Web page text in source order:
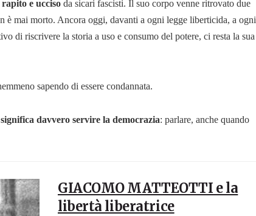
rapito e ucciso da sicari fascisti. Il suo corpo venne ritrovato due
è mai morto. Ancora oggi, davanti a ogni legge liberticida, a ogni
di riscrivere la storia a uso e consumo del potere, ci resta la sua
sapendo di essere condannata.
davvero servire la democrazia: parlare, anche quando
GIACOMO MATTEOTTI e la
libertà liberatrice